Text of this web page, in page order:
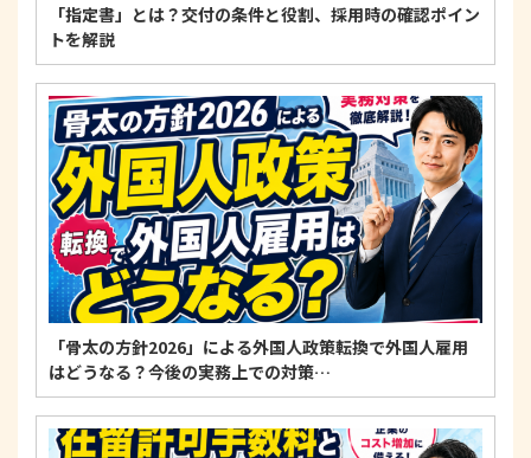
「指定書」とは？交付の条件と役割、採用時の確認ポイン
トを解説
「骨太の方針2026」による外国人政策転換で外国人雇用
はどうなる？今後の実務上での対策…